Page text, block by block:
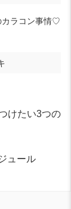
カラコン事情♡
けたい3つの
ュール